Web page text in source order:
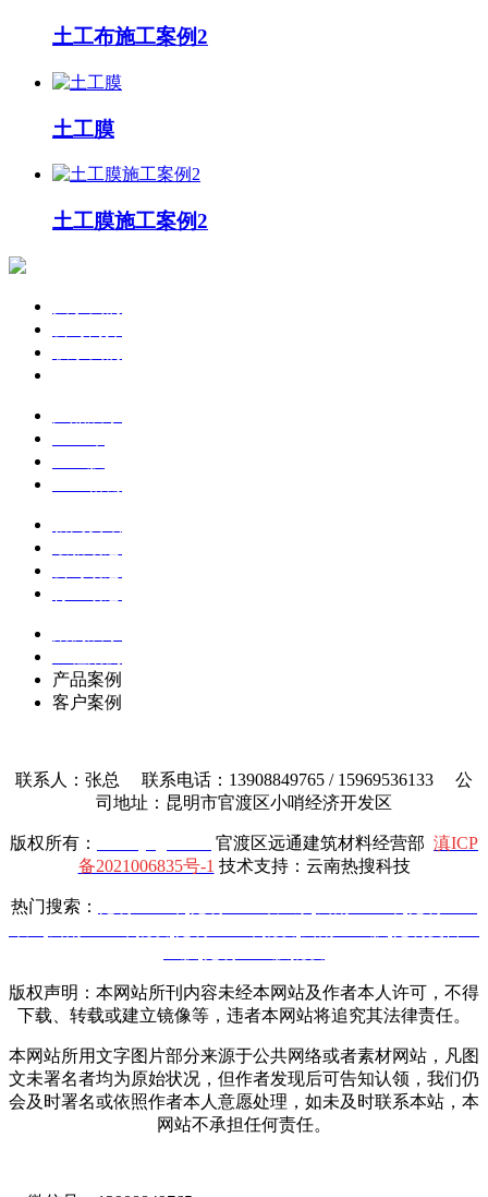
土工布施工案例2
土工膜
土工膜施工案例2
产品案例
客户案例
联系人：张总 联系电话：13908849765 / 15969536133 公
司地址：昆明市官渡区小哨经济开发区
版权所有： 官渡区远通建筑材料经营部 滇ICP
备2021006835号-1 技术支持：云南热搜科技
热门搜索：
版权声明：本网站所刊内容未经本网站及作者本人许可，不得
下载、转载或建立镜像等，违者本网站将追究其法律责任。
本网站所用文字图片部分来源于公共网络或者素材网站，凡图
文未署名者均为原始状况，但作者发现后可告知认领，我们仍
会及时署名或依照作者本人意愿处理，如未及时联系本站，本
网站不承担任何责任。